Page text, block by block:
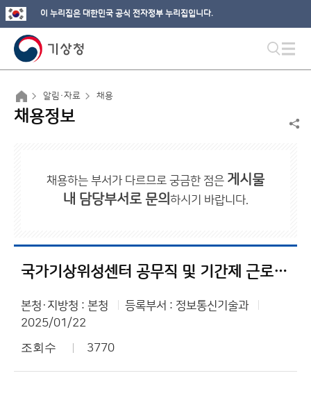
이 누리집은 대한민국 공식 전자정부 누리집입니다.
알림·자료 채용
채용정보
채용하는 부서가 다르므로 궁금한 점은 게시물
내 담당부서로 문의 하시기 바랍니다.
국가기상위성센터 공무직 및 기간제 근로자 채용 서류전형 합격자 및 면접시험 일정 공고
본청·지방청 : 본청
등록부서 : 정보통신기술과
2025/01/22
조회수 3770